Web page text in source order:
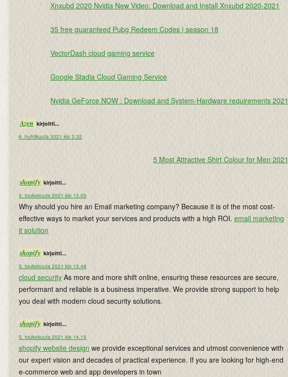
Xnxubd 2020 Nvidia New Video: Download and Install Xnxubd 2020-2021
35 free guaranteed Pubg Redeem Codes | season 18
VectorDash cloud gaming service
Google Stadia Cloud Gaming Service
Nvidia GeForce NOW : Download and System-Hardware requirements 2021
Azen kirjoitti...
6. huhtikuuta 2021 klo 3.32
5 Most Attractive Shirt Colour for Men 2021
shopify kirjoitti...
5. toukokuuta 2021 klo 13.05
Why should you hire an Email marketing company? Because it is of the most cost-
effective ways to market your services and products with a high ROI. email marketing
it solution
shopify kirjoitti...
5. toukokuuta 2021 klo 13.48
cloud security As more and more shift online, ensuring these resources are secure,
performant and reliable is a business imperative. We provide strong support to help
you deal with modern cloud security solutions.
shopify kirjoitti...
5. toukokuuta 2021 klo 14.15
shopify website design we provide exceptional services and utmost convenience with
our expert vision and decades of practical experience. If you are looking for high-end
e-commerce web and app developers in town